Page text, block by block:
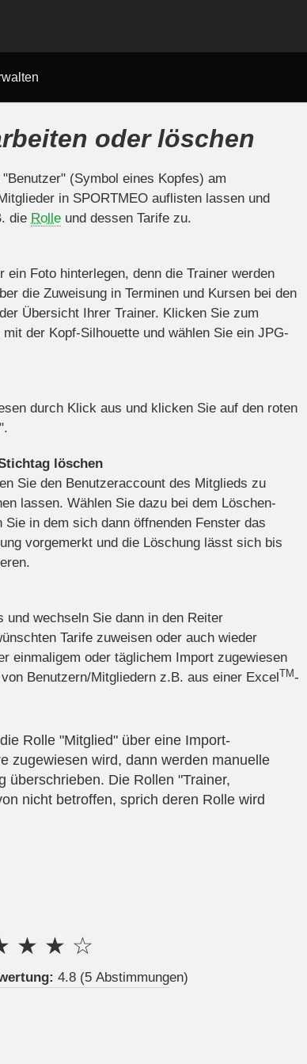
oder löschen
(Symbol eines Kopfes) am
in SPORTMEO auflisten lassen und
die Rolle und dessen Tarife zu.
Foto hinterlegen, denn die Trainer werden
die Zuweisung in Terminen und Kursen bei den
Übersicht Ihrer Trainer. Klicken Sie zum
der Kopf-Silhouette und wählen Sie ein JPG-
durch Klick aus und klicken Sie auf den roten
löschen
Sie den Benutzeraccount des Mitglieds zu
lassen. Wählen Sie dazu bei dem Löschen-
in dem sich dann öffnenden Fenster das
vorgemerkt und die Löschung lässt sich bis
wechseln Sie dann in den Reiter
Tarife zuweisen oder auch wieder
einmaligem oder täglichem Import zugewiesen
Benutzern/Mitgliedern z.B. aus einer ExcelTM-
Rolle "Mitglied" über eine Import-
zugewiesen wird, dann werden manuelle
überschrieben. Die Rollen "Trainer,
nicht betroffen, sprich deren Rolle wird
☆
★
★
4.8 (5 Abstimmungen)